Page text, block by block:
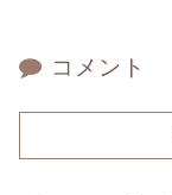
コメント